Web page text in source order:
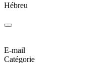
Hébreu
E-mail
Catégorie